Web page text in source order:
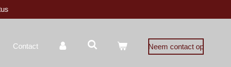
Contact Neem contact op